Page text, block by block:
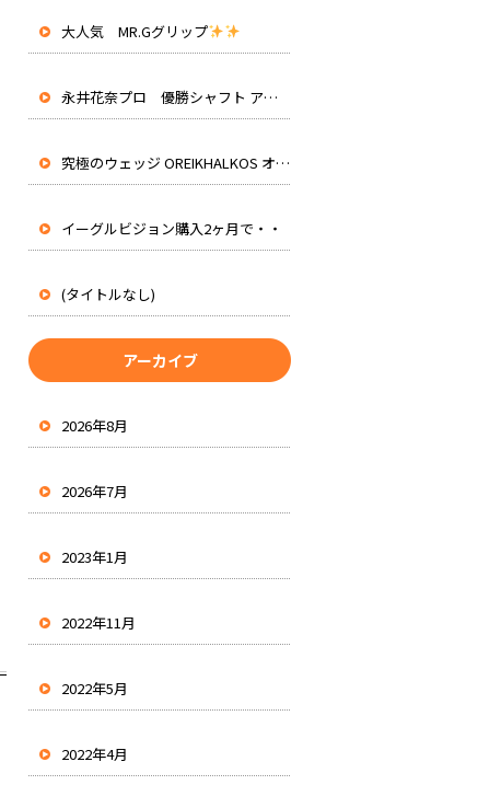
大人気 MR.Gグリップ
永井花奈プロ 優勝シャフト アッタスRXピュアブルー 先行入荷
究極のウェッジ OREIKHALKOS オレイカルコス
イーグルビジョン購入2ヶ月で・・
(タイトルなし)
アーカイブ
2026年8月
2026年7月
2023年1月
2022年11月
2022年5月
2022年4月